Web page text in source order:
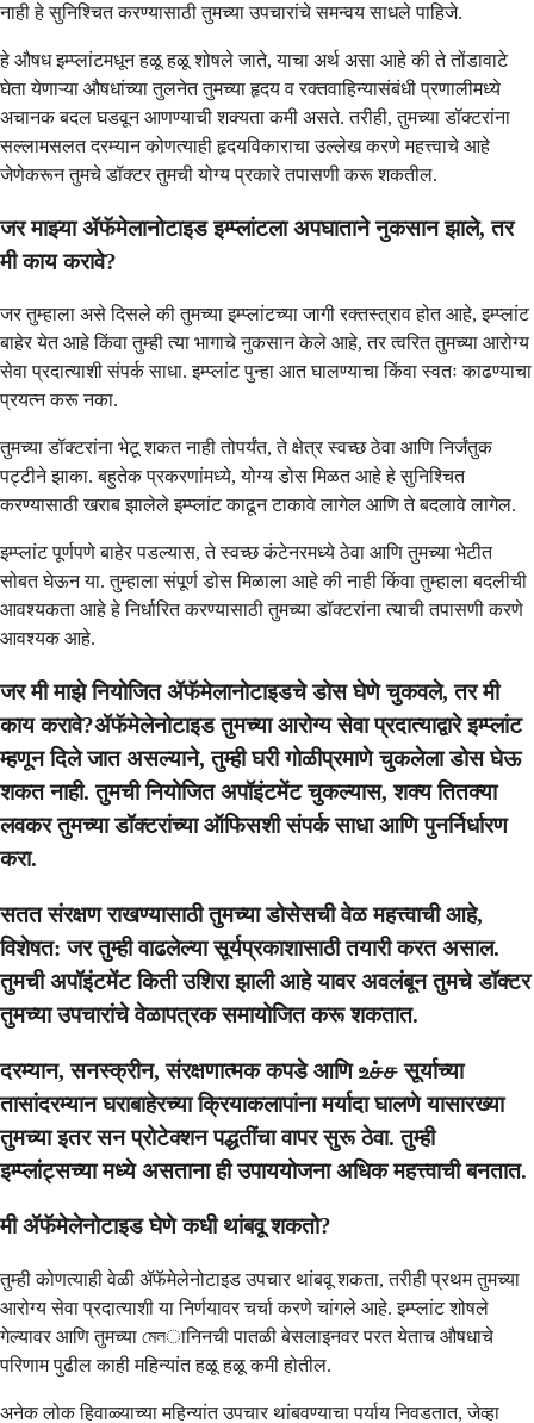
नाही हे सुनिश्चित करण्यासाठी तुमच्या उपचारांचे समन्वय साधले पाहिजे.
हे औषध इम्प्लांटमधून हळू हळू शोषले जाते, याचा अर्थ असा आहे की ते तोंडावाटे
घेता येणाऱ्या औषधांच्या तुलनेत तुमच्या हृदय व रक्तवाहिन्यासंबंधी प्रणालीमध्ये
अचानक बदल घडवून आणण्याची शक्यता कमी असते. तरीही, तुमच्या डॉक्टरांना
सल्लामसलत दरम्यान कोणत्याही हृदयविकाराचा उल्लेख करणे महत्त्वाचे आहे
जेणेकरून तुमचे डॉक्टर तुमची योग्य प्रकारे तपासणी करू शकतील.
जर माझ्या ॲफॅमेलानोटाइड इम्प्लांटला अपघाताने नुकसान झाले, तर
मी काय करावे?
जर तुम्हाला असे दिसले की तुमच्या इम्प्लांटच्या जागी रक्तस्त्राव होत आहे, इम्प्लांट
बाहेर येत आहे किंवा तुम्ही त्या भागाचे नुकसान केले आहे, तर त्वरित तुमच्या आरोग्य
सेवा प्रदात्याशी संपर्क साधा. इम्प्लांट पुन्हा आत घालण्याचा किंवा स्वतः काढण्याचा
प्रयत्न करू नका.
तुमच्या डॉक्टरांना भेटू शकत नाही तोपर्यंत, ते क्षेत्र स्वच्छ ठेवा आणि निर्जंतुक
पट्टीने झाका. बहुतेक प्रकरणांमध्ये, योग्य डोस मिळत आहे हे सुनिश्चित
करण्यासाठी खराब झालेले इम्प्लांट काढून टाकावे लागेल आणि ते बदलावे लागेल.
इम्प्लांट पूर्णपणे बाहेर पडल्यास, ते स्वच्छ कंटेनरमध्ये ठेवा आणि तुमच्या भेटीत
सोबत घेऊन या. तुम्हाला संपूर्ण डोस मिळाला आहे की नाही किंवा तुम्हाला बदलीची
आवश्यकता आहे हे निर्धारित करण्यासाठी तुमच्या डॉक्टरांना त्याची तपासणी करणे
आवश्यक आहे.
जर मी माझे नियोजित ॲफॅमेलानोटाइडचे डोस घेणे चुकवले, तर मी
काय करावे?ॲफॅमेलेनोटाइड तुमच्या आरोग्य सेवा प्रदात्याद्वारे इम्प्लांट
म्हणून दिले जात असल्याने, तुम्ही घरी गोळीप्रमाणे चुकलेला डोस घेऊ
शकत नाही. तुमची नियोजित अपॉइंटमेंट चुकल्यास, शक्य तितक्या
लवकर तुमच्या डॉक्टरांच्या ऑफिसशी संपर्क साधा आणि पुनर्निर्धारण
करा.
सतत संरक्षण राखण्यासाठी तुमच्या डोसेसची वेळ महत्त्वाची आहे,
विशेषत: जर तुम्ही वाढलेल्या सूर्यप्रकाशासाठी तयारी करत असाल.
तुमची अपॉइंटमेंट किती उशिरा झाली आहे यावर अवलंबून तुमचे डॉक्टर
तुमच्या उपचारांचे वेळापत्रक समायोजित करू शकतात.
दरम्यान, सनस्क्रीन, संरक्षणात्मक कपडे आणि உச்ச सूर्याच्या
तासांदरम्यान घराबाहेरच्या क्रियाकलापांना मर्यादा घालणे यासारख्या
तुमच्या इतर सन प्रोटेक्शन पद्धतींचा वापर सुरू ठेवा. तुम्ही
इम्प्लांट्सच्या मध्ये असताना ही उपाययोजना अधिक महत्त्वाची बनतात.
मी ॲफॅमेलेनोटाइड घेणे कधी थांबवू शकतो?
तुम्ही कोणत्याही वेळी ॲफॅमेलेनोटाइड उपचार थांबवू शकता, तरीही प्रथम तुमच्या
आरोग्य सेवा प्रदात्याशी या निर्णयावर चर्चा करणे चांगले आहे. इम्प्लांट शोषले
गेल्यावर आणि तुमच्या মেলानिनची पातळी बेसलाइनवर परत येताच औषधाचे
परिणाम पुढील काही महिन्यांत हळू हळू कमी होतील.
अनेक लोक हिवाळ्याच्या महिन्यांत उपचार थांबवण्याचा पर्याय निवडतात, जेव्हा